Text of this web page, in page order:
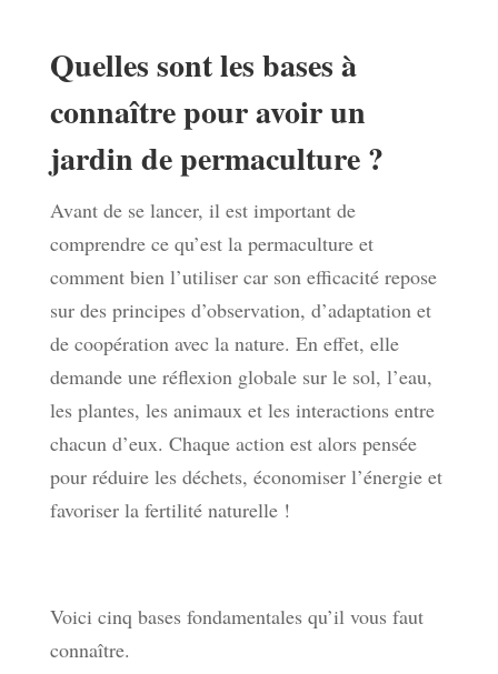
Quelles sont les bases à
connaître pour avoir un
jardin de permaculture ?
Avant de se lancer, il est important de
comprendre ce qu’est la permaculture et
comment bien l’utiliser car son efficacité repose
sur des principes d’observation, d’adaptation et
de coopération avec la nature. En effet, elle
demande une réflexion globale sur le sol, l’eau,
les plantes, les animaux et les interactions entre
chacun d’eux. Chaque action est alors pensée
pour réduire les déchets, économiser l’énergie et
favoriser la fertilité naturelle !
Voici cinq bases fondamentales qu’il vous faut
connaître.